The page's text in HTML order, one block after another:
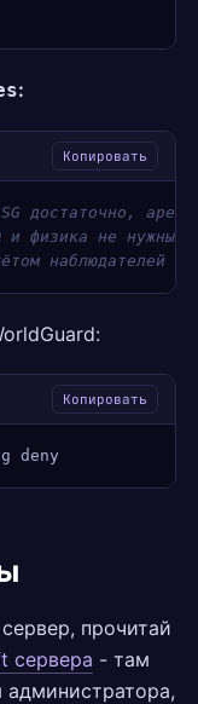
:
Копировать
достаточно, арена
и физика не нужны
наблюдателей
Копировать
deny
прочитай
сервера - там